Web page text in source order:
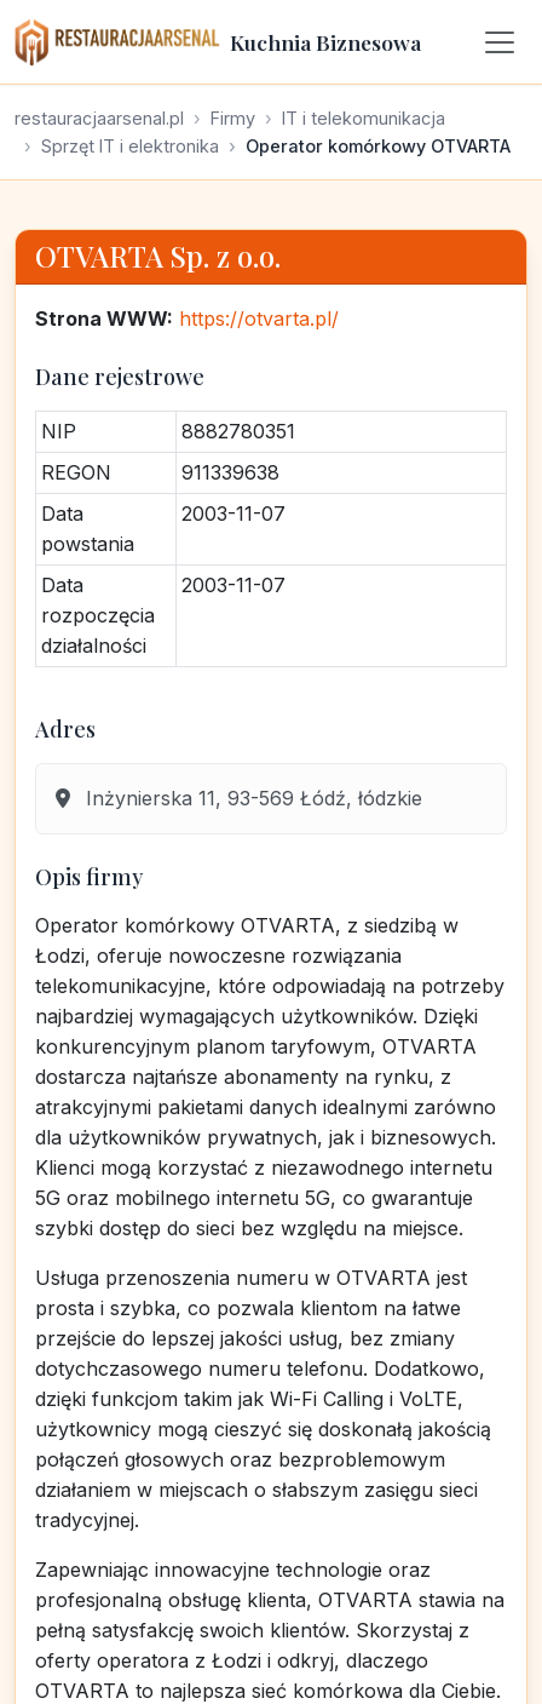
Kuchnia Biznesowa
restauracjaarsenal.pl Firmy
IT i telekomunikacja
Sprzęt IT i elektronika
Operator komórkowy OTVARTA
OTVARTA Sp. z o.o.
Strona WWW: https://otvarta.pl/
Dane rejestrowe
NIP
8882780351
REGON
911339638
Data
powstania
2003-11-07
Data
rozpoczęcia
działalności
2003-11-07
Adres
Inżynierska 11, 93-569 Łódź, łódzkie
Opis firmy
Operator komórkowy OTVARTA, z siedzibą w
Łodzi, oferuje nowoczesne rozwiązania
telekomunikacyjne, które odpowiadają na potrzeby
najbardziej wymagających użytkowników. Dzięki
konkurencyjnym planom taryfowym, OTVARTA
dostarcza najtańsze abonamenty na rynku, z
atrakcyjnymi pakietami danych idealnymi zarówno
dla użytkowników prywatnych, jak i biznesowych.
Klienci mogą korzystać z niezawodnego internetu
5G oraz mobilnego internetu 5G, co gwarantuje
szybki dostęp do sieci bez względu na miejsce.
Usługa przenoszenia numeru w OTVARTA jest
prosta i szybka, co pozwala klientom na łatwe
przejście do lepszej jakości usług, bez zmiany
dotychczasowego numeru telefonu. Dodatkowo,
dzięki funkcjom takim jak Wi-Fi Calling i VoLTE,
użytkownicy mogą cieszyć się doskonałą jakością
połączeń głosowych oraz bezproblemowym
działaniem w miejscach o słabszym zasięgu sieci
tradycyjnej.
Zapewniając innowacyjne technologie oraz
profesjonalną obsługę klienta, OTVARTA stawia na
pełną satysfakcję swoich klientów. Skorzystaj z
oferty operatora z Łodzi i odkryj, dlaczego
OTVARTA to najlepsza sieć komórkowa dla Ciebie.